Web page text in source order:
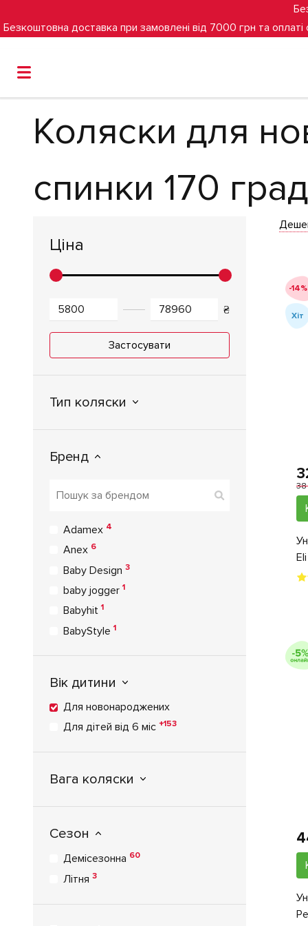
Безкоштовна доставка при замовлені від 7000 грн та оплаті
Коляски для
Коляски для
спинки 170
Ціна
₴
Застосувати
Тип коляски
Бренд
Adamex 4
Anex 6
Baby Design 3
baby jogger1
Babyhit1
BabyStyle1
Bebecar 1
Bugaboo2
Bumprider 1
Dubatti
Easywalker
Egg
Вік дитини
Для новонароджених
Для дітей від 6 міс +153
Вага коляски
Сезон
Демісезонна 60
Літня 3
-14%
Хіт
38